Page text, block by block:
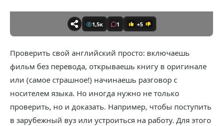
1,5к 1 +5
Проверить свой английский просто: включаешь
фильм без перевода, открываешь книгу в оригинале
или (самое страшное!) начинаешь разговор с
носителем языка. Но иногда нужно не только
проверить, но и доказать. Например, чтобы поступить
в зарубежный вуз или устроиться на работу. Для этого